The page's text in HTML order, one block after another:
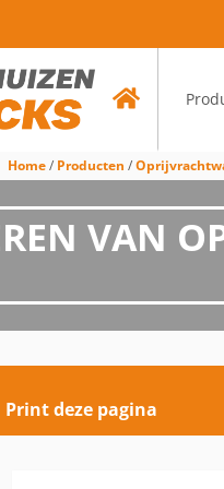
Home/ Producten /
VAN
Print deze pagina